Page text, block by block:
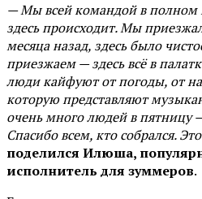
— Мы всей командой в полном
здесь происходит. Мы
месяца назад, здесь было
приезжаем — здесь всё в
люди кайфуют от погоды, от
которую представляют
очень много людей в пятницу
Спасибо всем, кто собрался.
поделился Илюша,
исполнитель для зуммеров.